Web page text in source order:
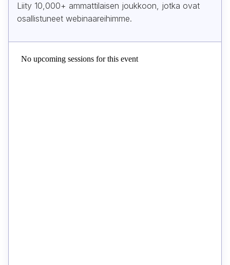
Liity 10,000+ ammattilaisen joukkoon, jotka ovat
osallistuneet webinaareihimme.